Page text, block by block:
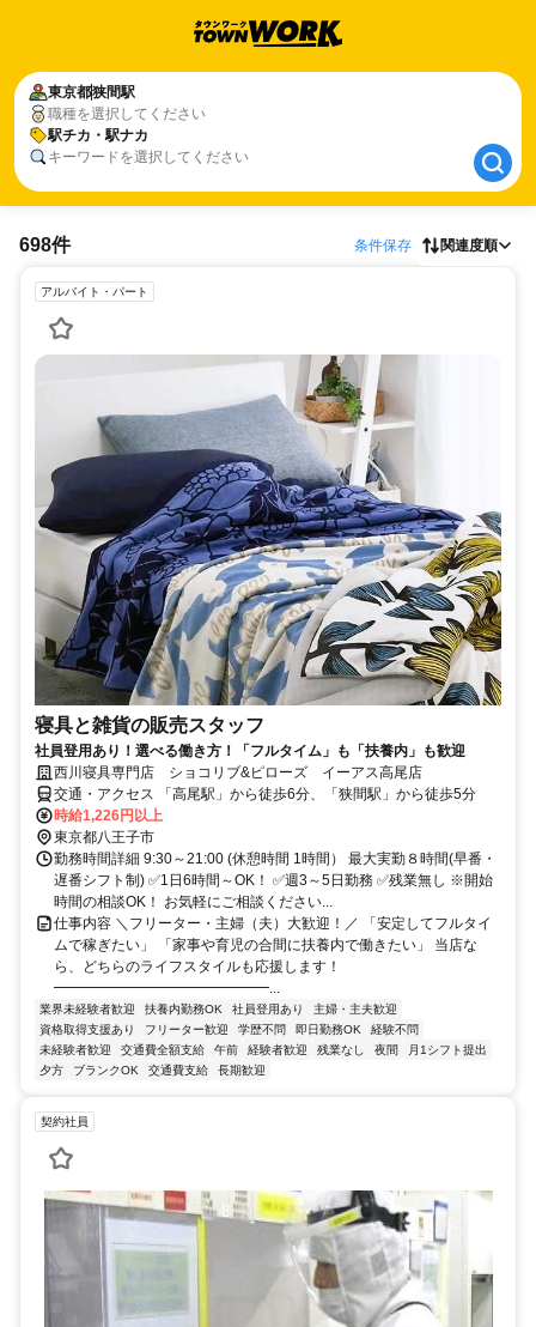
東京都狭間駅
職種を選択してください
駅チカ・駅ナカ
キーワードを選択してください
東京都狭間駅
駅チカ・駅ナカ
698件 条件保存 関連度順
アルバイト・パート
寝具と雑貨の販売スタッフ
社員登用あり！選べる働き方！「フルタイム」も「扶養内」も歓迎
西川寝具専門店 ショコリブ&ピローズ イーアス高尾店
交通・アクセス 「高尾駅」から徒歩6分、「狭間駅」から徒歩5分
時給1,226円以上
東京都八王子市
勤務時間詳細 9:30～21:00 (休憩時間 1時間） 最大実勤８時間(早番・
遅番シフト制) ✅1日6時間～OK！ ✅週3～5日勤務 ✅残業無し ※開始
時間の相談OK！ お気軽にご相談ください...
仕事内容 ＼フリーター・主婦（夫）大歓迎！／ 「安定してフルタイ
ムで稼ぎたい」 「家事や育児の合間に扶養内で働きたい」 当店な
ら、どちらのライフスタイルも応援します！
━━━━━━━━━━━━━━━...
業界未経験者歓迎 扶養内勤務OK 社員登用あり
主婦・主夫歓迎
資格取得支援あり
フリーター歓迎 学歴不問 即日勤務OK
経験不問
未経験者歓迎
交通費全額支給 午前 経験者歓迎 残業なし 夜間
月1シフト提出
夕方
ブランクOK 交通費支給 長期歓迎
契約社員